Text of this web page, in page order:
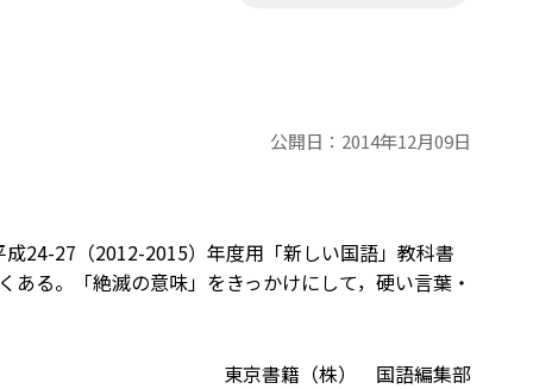
公開日： 2014年12月09日
24-27（2012-2015）年度用「新しい国語」教科書
る。「絶滅の意味」をきっかけにして，硬い言葉・
東京書籍（株） 国語編集部